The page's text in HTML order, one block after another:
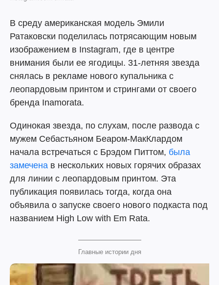
В среду американская модель Эмили
Ратаковски поделилась потрясающим новым
изображением в Instagram, где в центре
внимания были ее ягодицы. 31-летняя звезда
снялась в рекламе нового купальника с
леопардовым принтом и стрингами от своего
бренда Inamorata.
Одинокая звезда, по слухам, после развода с
мужем Себастьяном Беаром-МакКлардом
начала встречаться с Брэдом Питтом, была
замечена в нескольких новых горячих образах
для линии с леопардовым принтом. Эта
публикация появилась тогда, когда она
объявила о запуске своего нового подкаста под
названием High Low with Em Rata.
Главные истории дня